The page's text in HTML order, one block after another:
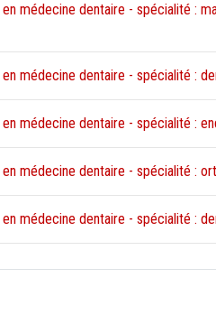
médecine dentaire - spécialité :
médecine dentaire - spécialité :
médecine dentaire - spécialité :
médecine dentaire - spécialité :
médecine dentaire - spécialité :